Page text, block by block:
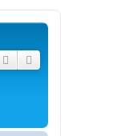
Rechercher